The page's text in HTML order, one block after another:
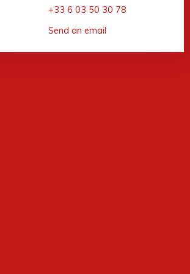
+33 6 03 50 30 78
Send an email